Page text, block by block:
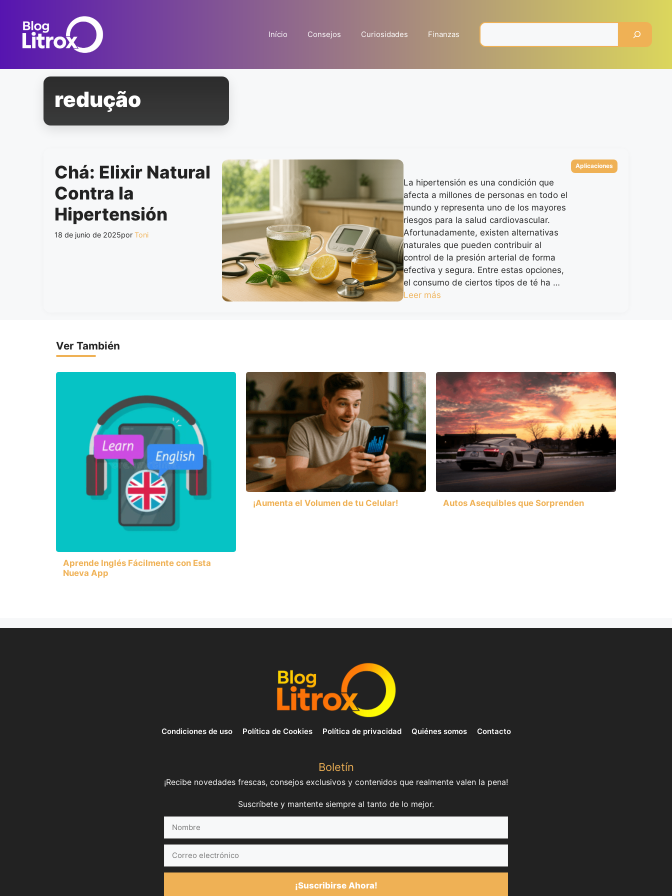
contenido
Início Consejos Curiosidades Finanzas
redução
Chá: Elixir Natural
Contra la
Hipertensión
18 de junio de 2025por Toni
La hipertensión es una condición que
afecta a millones de personas en todo el
mundo y representa uno de los mayores
riesgos para la salud cardiovascular.
Afortunadamente, existen alternativas
naturales que pueden contribuir al
control de la presión arterial de forma
efectiva y segura. Entre estas opciones,
el consumo de ciertos tipos de té ha …
Leer más
Categorías
Aplicaciones
Ver También
Aprende Inglés Fácilmente con Esta
Nueva App
¡Aumenta el Volumen de tu Celular! Autos Asequibles que Sorprenden
Condiciones de uso Política de Cookies Política de privacidad Quiénes somos Contacto
Boletín
¡Recibe novedades frescas, consejos exclusivos y contenidos que realmente valen la pena!
Suscríbete y mantente siempre al tanto de lo mejor.
electrónico
¡Suscribirse Ahora!